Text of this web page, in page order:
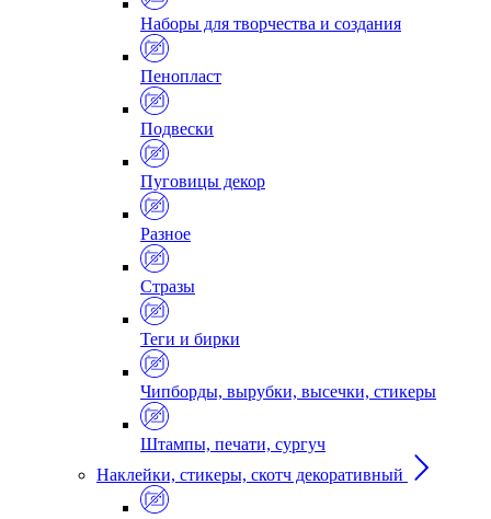
Наборы для творчества и создания
Пенопласт
Подвески
Пуговицы декор
Разное
Стразы
Теги и бирки
Чипборды, вырубки, высечки, стикеры
Штампы, печати, сургуч
Наклейки, стикеры, скотч декоративный